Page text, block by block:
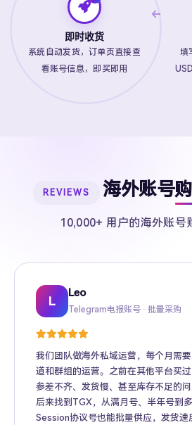
填
即时收货
系统自动发货，订单页直接查
看账号信息，即买即用
REVIEWS 海外账号
10,000+ 用户的海外账号
L
Leo
Telegram电报账号 · 批量采购
我们团队做海外私域运营，每个月需
道和群组的运营。之前在其他平台买
参差不齐、发货慢、甚至库存不足的问
后来找到TGX，从满月号、半年号到
Session协议号也能批量供应，发货速
Sarah
Twitter推特高粉号 · Web3项
Kevin
TikTok账号 · 跨境电商矩阵运
Mike
Facebook广告账号 · 跨境广
Amy
Instagram账号 · 品牌海外推
Daniel
Gmail账号 · Apple ID · AI工
Jason
YouTube账号 · 内容变现
Wing
Telegram Premium代充 · 个
Richard
海外账号批发 · MCN机构